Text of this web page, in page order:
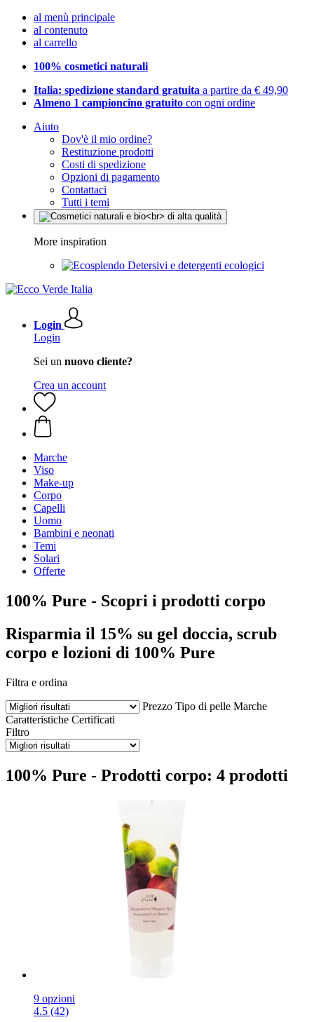
al menù principale
al contenuto
al carrello
100% cosmetici naturali
Italia: spedizione standard gratuita a partire da € 49,90
Almeno 1 campioncino gratuito con ogni ordine
Aiuto
Dov'è il mio ordine?
Restituzione prodotti
Costi di spedizione
Opzioni di pagamento
Contattaci
Tutti i temi
More inspiration
Detersivi e detergenti ecologici
Login
Login
Sei un nuovo cliente?
Crea un account
Marche
Viso
Make-up
Corpo
Capelli
Uomo
Bambini e neonati
Temi
Solari
Offerte
100% Pure - Scopri i prodotti corpo
Risparmia il 15% su gel doccia, scrub
corpo e lozioni di 100% Pure
Filtra e ordina
Prezzo Tipo di pelle Marche
Caratteristiche Certificati
Filtro
100% Pure - Prodotti corpo: 4 prodotti
9 opzioni
4.5 (42)